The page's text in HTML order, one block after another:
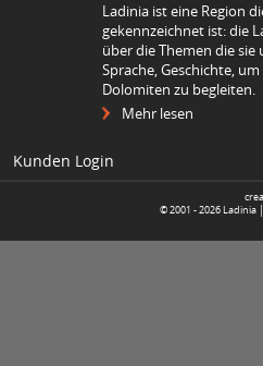
Ladinia ist eine Region
gekennzeichnet ist: die
über die Themen die
Sprache, Geschichte,
Dolomiten zu begleiten.
Mehr lesen
Kunden Login
© 2001 -2026 Ladinia